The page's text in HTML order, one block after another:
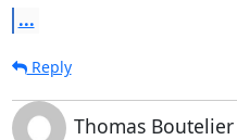
...
Reply
Thomas Boutelier